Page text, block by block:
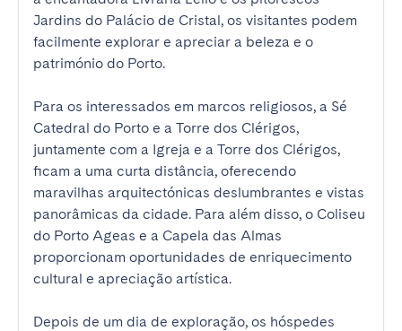
Jardins do Palácio de Cristal, os visitantes podem
facilmente explorar e apreciar a beleza e o
património do Porto.
Para os interessados em marcos religiosos, a Sé
Catedral do Porto e a Torre dos Clérigos,
juntamente com a Igreja e a Torre dos Clérigos,
ficam a uma curta distância, oferecendo
maravilhas arquitectónicas deslumbrantes e vistas
panorâmicas da cidade. Para além disso, o Coliseu
do Porto Ageas e a Capela das Almas
proporcionam oportunidades de enriquecimento
cultural e apreciação artística.
Depois de um dia de exploração, os hóspedes